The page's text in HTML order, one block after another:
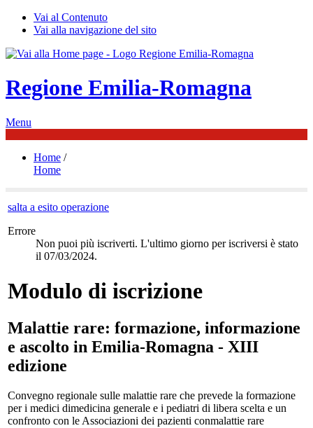
Vai al Contenuto
Vai alla navigazione del sito
Regione Emilia-Romagna
Menu
Home /
Home
salta a esito operazione
Errore
Non puoi più iscriverti. L'ultimo giorno per iscriversi è stato
il 07/03/2024.
Modulo di iscrizione
Malattie rare: formazione, informazione
e ascolto in Emilia-Romagna - XIII
edizione
Convegno regionale sulle malattie rare che prevede la formazione
per i medici dimedicina generale e i pediatri di libera scelta e un
confronto con le Associazioni dei pazienti conmalattie rare